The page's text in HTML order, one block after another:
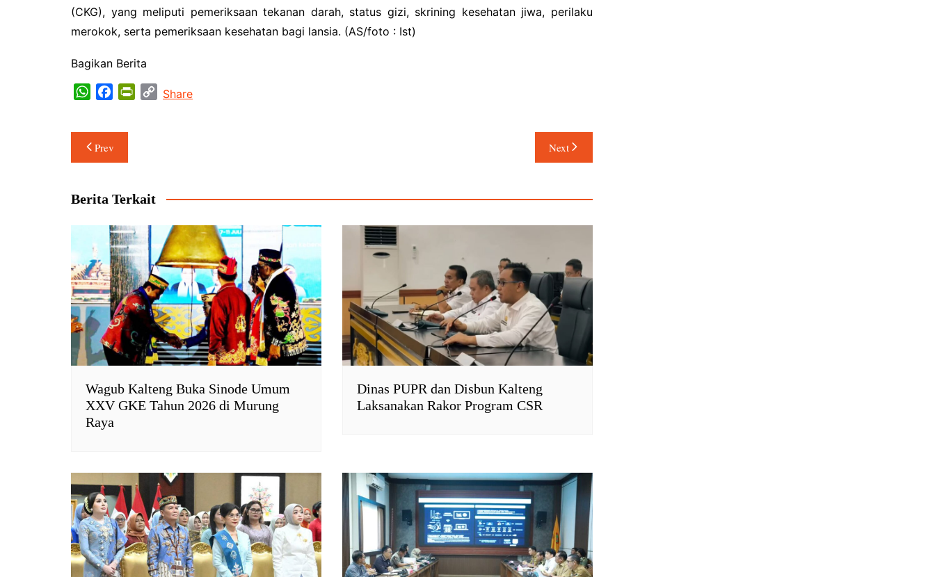
(CKG), yang meliputi pemeriksaan tekanan darah, status gizi, skrining kesehatan jiwa, perilaku
merokok, serta pemeriksaan kesehatan bagi lansia. (AS/foto : Ist)
Bagikan Berita
W
t
p
p
o
k
r
i
n
d
l
y
CShare
Navigasi
pos
Prev Next
Berita Terkait
Wagub Kalteng Buka Sinode Umum
XXV GKE Tahun 2026 di Murung
Raya
Dinas PUPR dan Disbun Kalteng
Laksanakan Rakor Program CSR